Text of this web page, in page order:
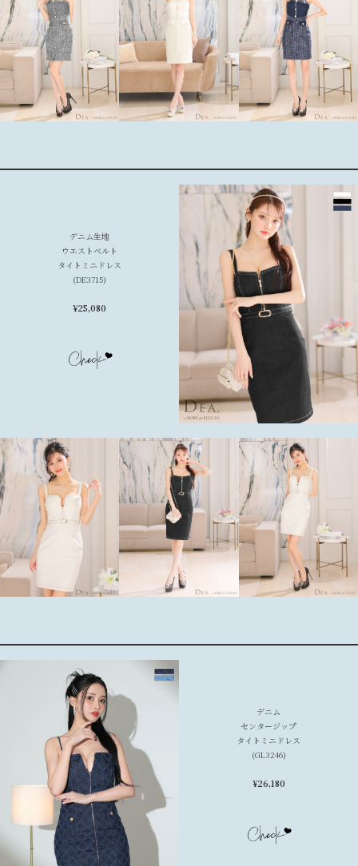
デニム生地
ウエストベルト
タイトミニドレス
(DE3715)
¥25,080
デニム
センタージップ
タイトミニドレス
(GL3246)
¥26,180